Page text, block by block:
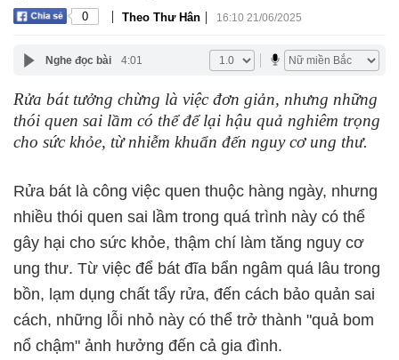
0 | Theo Thư Hân | 16:10 21/06/2025
Nghe đọc bài 4:01
Rửa bát tưởng chừng là việc đơn giản, nhưng những
thói quen sai lầm có thể để lại hậu quả nghiêm trọng
cho sức khỏe, từ nhiễm khuẩn đến nguy cơ ung thư.
Rửa bát là công việc quen thuộc hàng ngày, nhưng
nhiều thói quen sai lầm trong quá trình này có thể
gây hại cho sức khỏe, thậm chí làm tăng nguy cơ
ung thư. Từ việc để bát đĩa bẩn ngâm quá lâu trong
bồn, lạm dụng chất tẩy rửa, đến cách bảo quản sai
cách, những lỗi nhỏ này có thể trở thành "quả bom
nổ chậm" ảnh hưởng đến cả gia đình.